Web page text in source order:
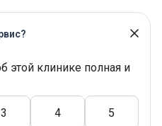
этой клинике полная и
3 4 5